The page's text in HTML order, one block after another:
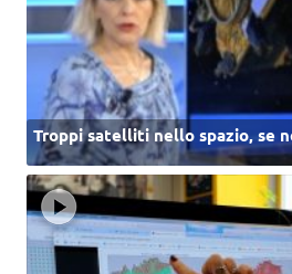
Troppi satelliti nello spazio, se